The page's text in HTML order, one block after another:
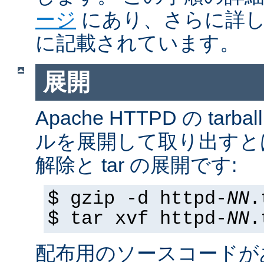
ージ にあり、さらに詳
に記載されています。
展開
Apache HTTPD の
ルを展開して取り出す
解除と tar の展開です:
$ gzip -d httpd-NN
$ tar xvf httpd-NN
配布用のソースコード